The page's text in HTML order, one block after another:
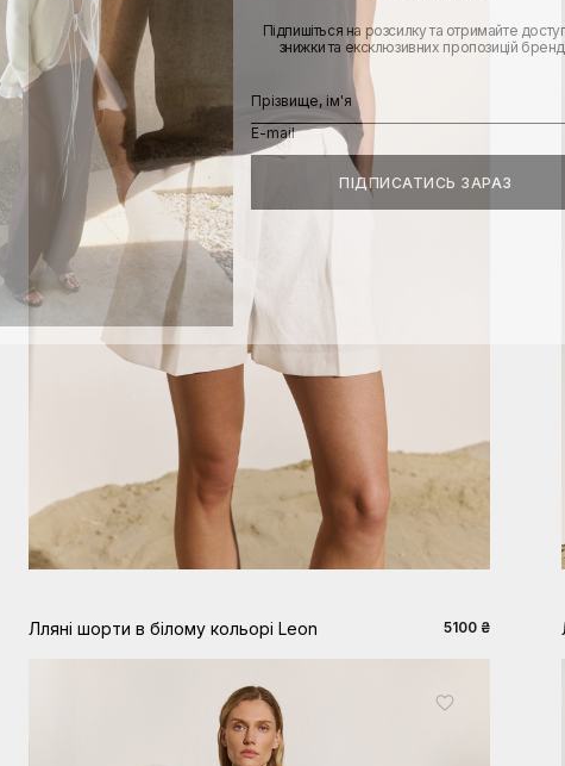
XSS M L
Лляні шорти в білому кольорі Leon 5100 ₴
Підпишіться на розсилку та отримайте
знижки та ексклюзивних пропозицій
ПІДПИСАТИСЬ ЗАРАЗ